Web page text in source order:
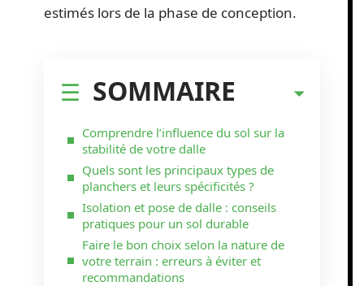
estimés lors de la phase de conception.
SOMMAIRE
Comprendre l’influence du sol sur la
stabilité de votre dalle
Quels sont les principaux types de
planchers et leurs spécificités ?
Isolation et pose de dalle : conseils
pratiques pour un sol durable
Faire le bon choix selon la nature de
votre terrain : erreurs à éviter et
recommandations